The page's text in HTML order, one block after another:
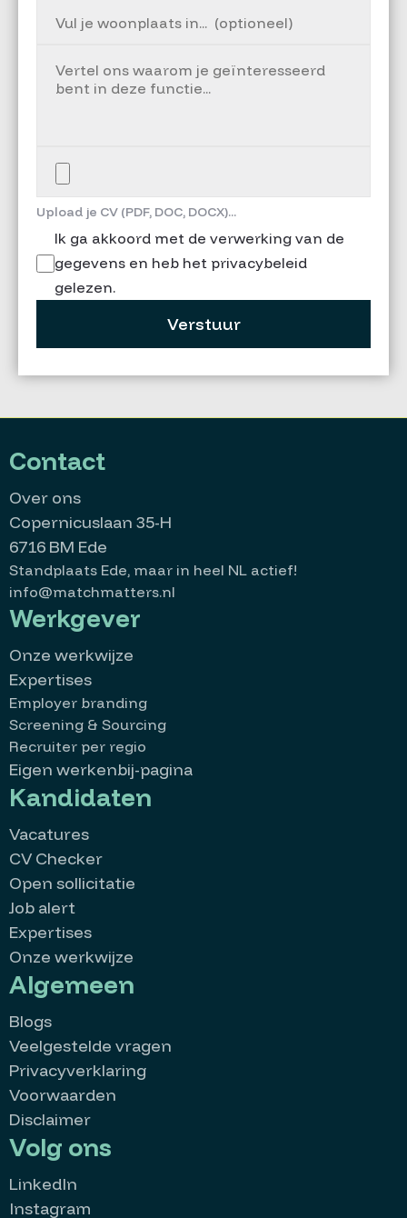
Upload je CV (PDF, DOC, DOCX)...
Ik ga akkoord met de verwerking van de
gegevens en heb het privacybeleid
gelezen.
Verstuur
Contact
Over ons
Copernicuslaan 35-H
6716 BM Ede
Standplaats Ede, maar in heel NL actief!
info@matchmatters.nl
Werkgever
Onze werkwijze
Expertises
Employer branding
Screening & Sourcing
Recruiter per regio
Eigen werkenbij-pagina
Kandidaten
Vacatures
CV Checker
Open sollicitatie
Job alert
Expertises
Onze werkwijze
Algemeen
Blogs
Veelgestelde vragen
Privacyverklaring
Voorwaarden
Disclaimer
Volg ons
LinkedIn
Instagram